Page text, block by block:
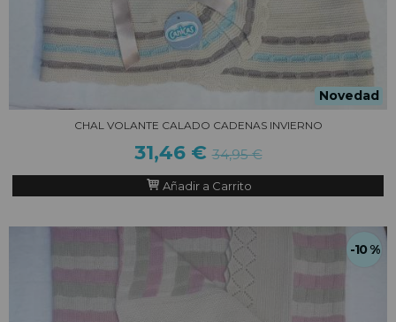
Novedad
CHAL VOLANTE CALADO CADENAS INVIERNO
31,46 €34,95 €
Añadir a Carrito
-10 %